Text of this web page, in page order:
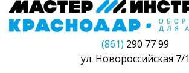
(861) 290 77 99
ул. Новороссийская 7/1